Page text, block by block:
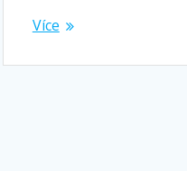
Více